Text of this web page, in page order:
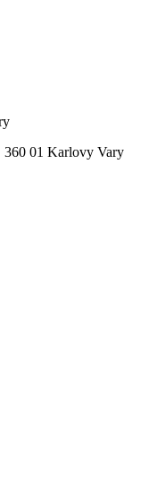
360 01 Karlovy Vary